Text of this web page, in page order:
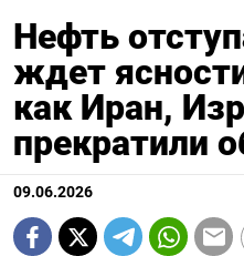
Нефть
ждет
как Иран,
прекратили
09.06.2026